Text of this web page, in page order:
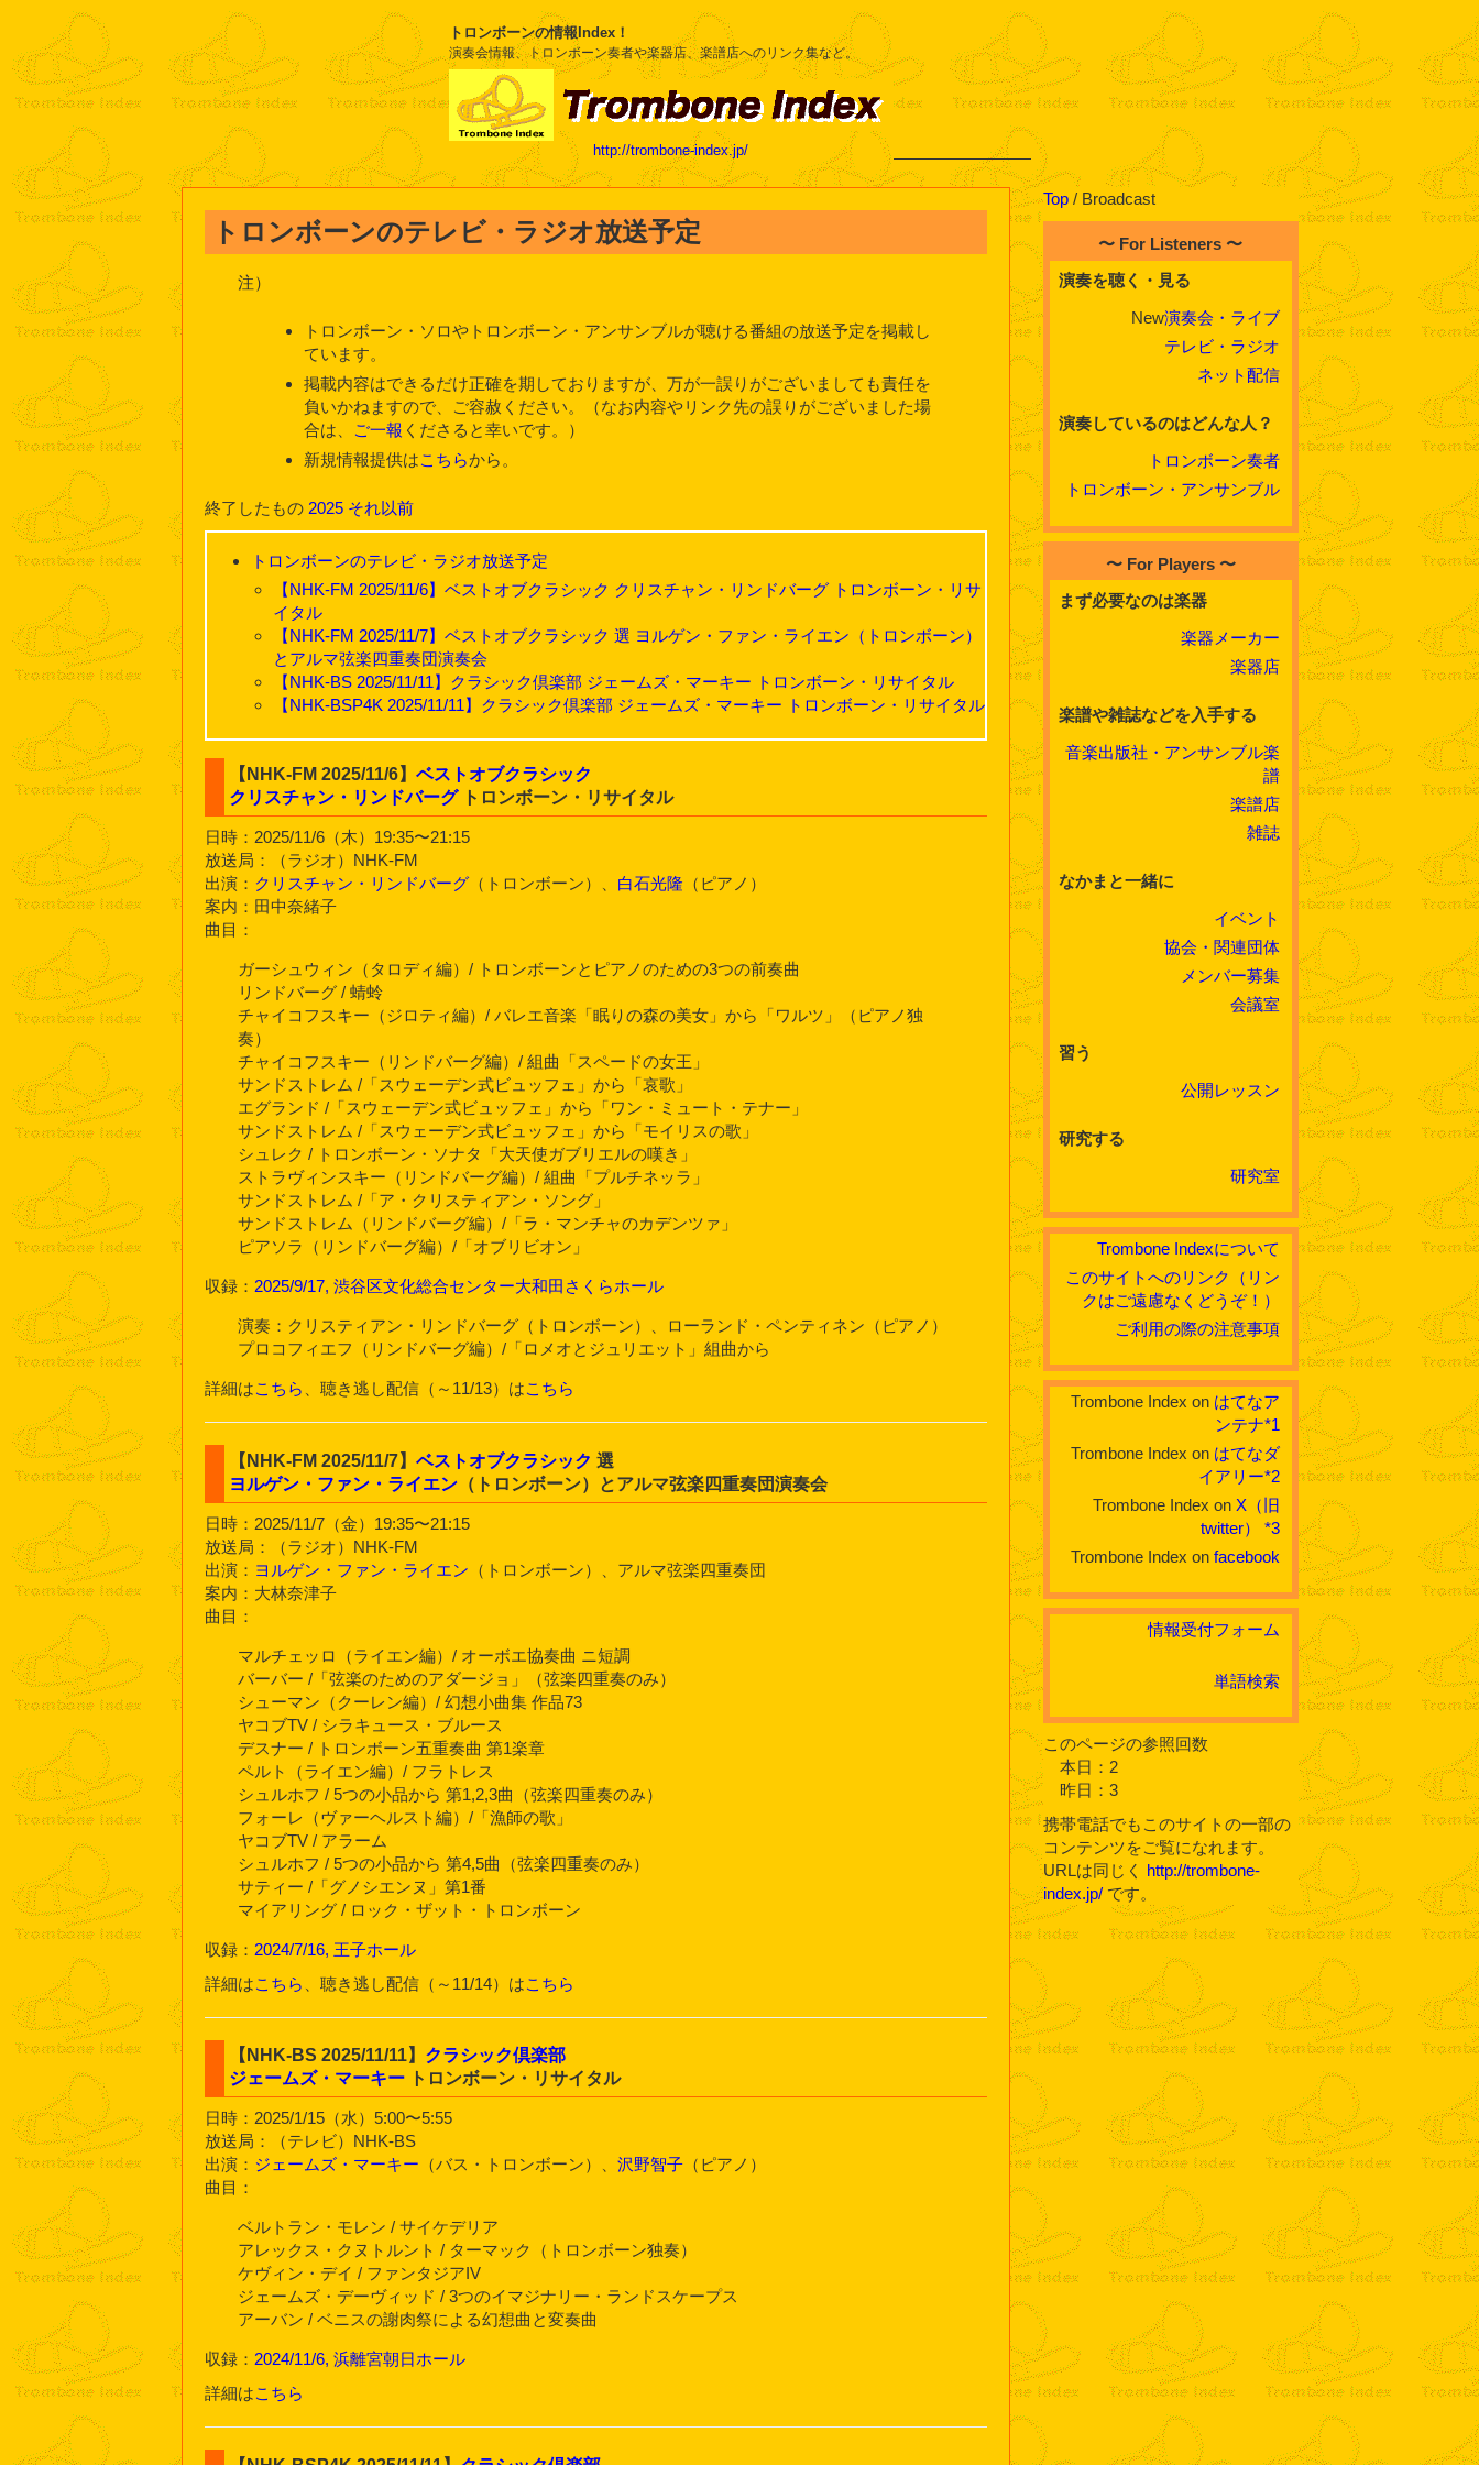
トロンボーンの情報Index！
演奏会情報、トロンボーン奏者や楽器店、楽譜店へのリンク集など。
http://trombone-index.jp/
トロンボーンのテレビ・ラジオ放送予定
注）
トロンボーン・ソロやトロンボーン・アンサンブルが聴ける番組の放送予定を掲載し
ています。
掲載内容はできるだけ正確を期しておりますが、万が一誤りがございましても責任を
負いかねますので、ご容赦ください。（なお内容やリンク先の誤りがございました場
合は、
ご一報 くださると幸いです。）
新規情報提供はこちらから。
終了したもの 2025 それ以前
トロンボーンのテレビ・ラジオ放送予定
【NHK-FM 2025/11/6】ベストオブクラシック クリスチャン・リンドバーグ トロンボーン・リサ
イタル
【NHK-FM 2025/11/7】ベストオブクラシック 選 ヨルゲン・ファン・ライエン（トロンボーン）
とアルマ弦楽四重奏団演奏会
【NHK-BS 2025/11/11】クラシック倶楽部 ジェームズ・マーキー トロンボーン・リサイタル
【NHK-BSP4K 2025/11/11】クラシック倶楽部 ジェームズ・マーキー トロンボーン・リサイタル
【NHK-FM 2025/11/6】ベストオブクラシック
クリスチャン・リンドバーグトロンボーン・リサイタル
日時：2025/11/6（木）19:35〜21:15
放送局：（ラジオ）NHK-FM
出演： クリスチャン・リンドバーグ（トロンボーン）、 白石光隆 （ピアノ）
案内：田中奈緒子
曲目：
ガーシュウィン（タロディ編）/ トロンボーンとピアノのための3つの前奏曲
リンドバーグ / 蜻蛉
チャイコフスキー（ジロティ編）/ バレエ音楽「眠りの森の美女」から「ワルツ」（ピアノ独
奏）
チャイコフスキー（リンドバーグ編）/ 組曲「スペードの女王」
サンドストレム /「スウェーデン式ビュッフェ」から「哀歌」
エグランド /「スウェーデン式ビュッフェ」から「ワン・ミュート・テナー」
サンドストレム /「スウェーデン式ビュッフェ」から「モイリスの歌」
シュレク / トロンボーン・ソナタ「大天使ガブリエルの嘆き」
ストラヴィンスキー（リンドバーグ編）/ 組曲「プルチネッラ」
サンドストレム /「ア・クリスティアン・ソング」
サンドストレム（リンドバーグ編）/「ラ・マンチャのカデンツァ」
ピアソラ（リンドバーグ編）/「オブリビオン」
収録： 2025/9/17, 渋谷区文化総合センター大和田さくらホール
演奏：クリスティアン・リンドバーグ（トロンボーン）、ローランド・ペンティネン（ピアノ）
プロコフィエフ（リンドバーグ編）/「ロメオとジュリエット」組曲から
詳細はこちら 、聴き逃し配信（～11/13）はこちら
【NHK-FM 2025/11/7】ベストオブクラシック 選
ヨルゲン・ファン・ライエン （トロンボーン）とアルマ弦楽四重奏団演奏会
日時：2025/11/7（金）19:35〜21:15
放送局：（ラジオ）NHK-FM
出演： ヨルゲン・ファン・ライエン （トロンボーン）、アルマ弦楽四重奏団
案内：大林奈津子
曲目：
マルチェッロ（ライエン編）/ オーボエ協奏曲 ニ短調
バーバー /「弦楽のためのアダージョ」（弦楽四重奏のみ）
シューマン（クーレン編）/ 幻想小曲集 作品73
ヤコブTV / シラキュース・ブルース
デスナー / トロンボーン五重奏曲 第1楽章
ペルト（ライエン編）/ フラトレス
シュルホフ / 5つの小品から 第1,2,3曲（弦楽四重奏のみ）
フォーレ（ヴァーヘルスト編）/「漁師の歌」
ヤコブTV / アラーム
シュルホフ / 5つの小品から 第4,5曲（弦楽四重奏のみ）
サティー /「グノシエンヌ」第1番
マイアリング / ロック・ザット・トロンボーン
収録： 2024/7/16, 王子ホール
詳細はこちら 、聴き逃し配信（～11/14）はこちら
【NHK-BS 2025/11/11】 クラシック倶楽部
ジェームズ・マーキー トロンボーン・リサイタル
日時：2025/1/15（水）5:00〜5:55
放送局：（テレビ）NHK-BS
出演： ジェームズ・マーキー （バス・トロンボーン）、 沢野智子（ピアノ）
曲目：
ベルトラン・モレン / サイケデリア
アレックス・クヌトルント / ターマック（トロンボーン独奏）
ケヴィン・デイ / ファンタジアIV
ジェームズ・デーヴィッド / 3つのイマジナリー・ランドスケープス
アーバン / ベニスの謝肉祭による幻想曲と変奏曲
収録： 2024/11/6, 浜離宮朝日ホール
詳細はこちら
Top / Broadcast
〜 For Listeners 〜
演奏を聴く・見る
New演奏会・ライブ
テレビ・ラジオ
ネット配信
演奏しているのはどんな人？
トロンボーン奏者
トロンボーン・アンサンブル
〜 For Players 〜
まず必要なのは楽器
楽器メーカー
楽器店
楽譜や雑誌などを入手する
音楽出版社・アンサンブル楽
譜
楽譜店
雑誌
なかまと一緒に
イベント
協会・関連団体
メンバー募集
会議室
習う
公開レッスン
研究する
研究室
Trombone Indexについて
このサイトへのリンク（リン
クはご遠慮なくどうぞ！）
ご利用の際の注意事項
Trombone Index on はてなア
ンテナ*1
Trombone Index on はてなダ
イアリー*2
Trombone Index onX（旧
twitter）
*3
Trombone Index onfacebook
情報受付フォーム
単語検索
このページの参照回数
本日：2
昨日：3
携帯電話でもこのサイトの一部の
コンテンツをご覧になれます。
URLは同じく http://trombone-
index.jp/ です。